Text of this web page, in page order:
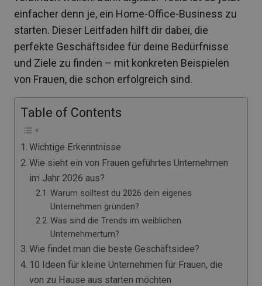
einfacher denn je, ein Home-Office-Business zu
starten. Dieser Leitfaden hilft dir dabei, die
perfekte Geschäftsidee für deine Bedürfnisse
und Ziele zu finden – mit konkreten Beispielen
von Frauen, die schon erfolgreich sind.
Table of Contents
Wichtige Erkenntnisse
Wie sieht ein von Frauen geführtes Unternehmen
im Jahr 2026 aus?
Warum solltest du 2026 dein eigenes
Unternehmen gründen?
Was sind die Trends im weiblichen
Unternehmertum?
Wie findet man die beste Geschäftsidee?
10 Ideen für kleine Unternehmen für Frauen, die
von zu Hause aus starten möchten